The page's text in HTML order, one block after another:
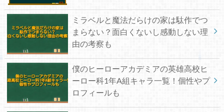
ミラベルと魔法だらけの家は駄作でつ
まらない？面白くないし感動しない理
由の考察も
僕のヒーローアカデミアの英雄高校ヒ
ーロー科1年A組キャラ一覧！個性やプ
ロフィールも